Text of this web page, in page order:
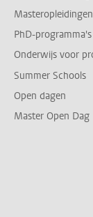
Masteropleidingen
PhD-programma's
Onderwijs voor
Summer Schools
Open dagen
Master Open Dag